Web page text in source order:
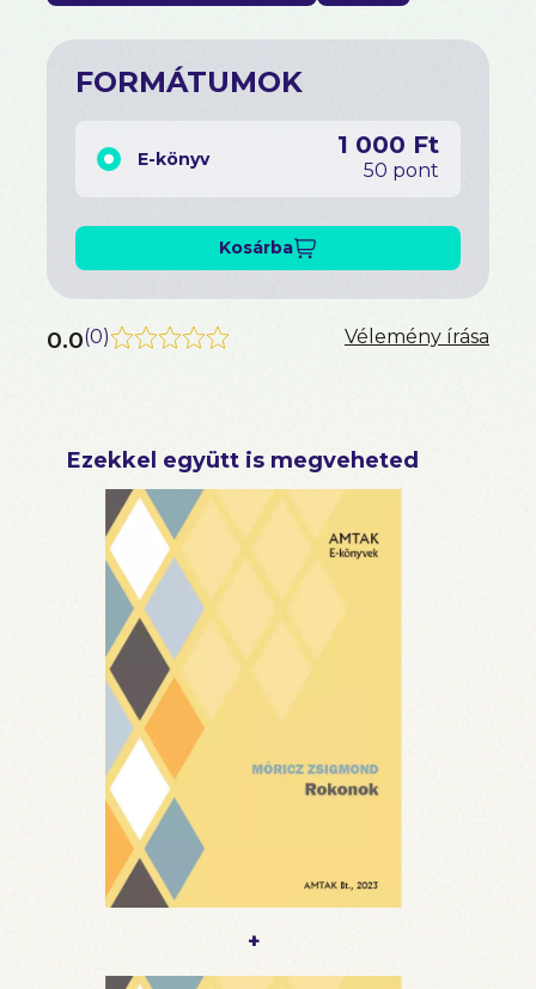
FORMÁTUMOK
E-könyv 1 000 Ft
50 pont
Kosárba
0.0(0) Vélemény írása
Ezekkel együtt is megveheted
+